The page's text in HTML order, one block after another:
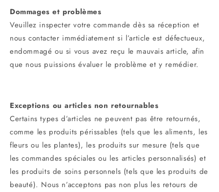
Dommages et problèmes
Veuillez inspecter votre commande dès sa réception et
nous contacter immédiatement si l’article est défectueux,
endommagé ou si vous avez reçu le mauvais article, afin
que nous puissions évaluer le problème et y remédier.
Exceptions ou articles non retournables
Certains types d’articles ne peuvent pas être retournés,
comme les produits périssables (tels que les aliments, les
fleurs ou les plantes), les produits sur mesure (tels que
les commandes spéciales ou les articles personnalisés) et
les produits de soins personnels (tels que les produits de
beauté). Nous n’acceptons pas non plus les retours de